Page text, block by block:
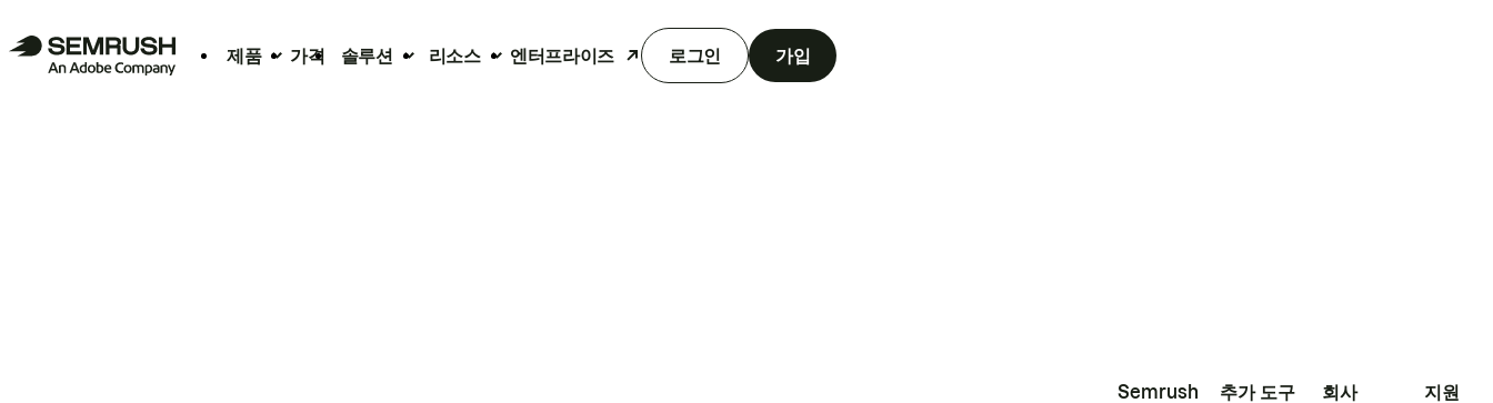
제품 가격 솔루션 리소스 엔터프라이즈 로그인 가입
Semrush 추가 도구 회사 지원